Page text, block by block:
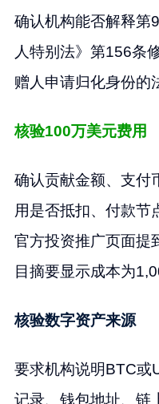
确认机构能否解释第
人特别法》第156条
赠人申请归化身份的
核验100万美元费用
确认贡献金额、支付
用是否抵扣、付款节
官方投资推广页面提
目摘要显示成本为
核验数字资产来源
要求机构说明BTC或
记录、钱包地址、链